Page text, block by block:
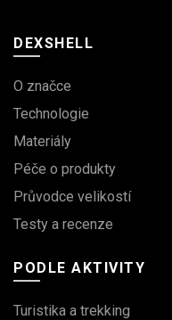
DEXSHELL
O značce
Technologie
Materiály
Péče o produkty
Průvodce velikostí
Testy a recenze
PODLE AKTIVITY
Turistika a trekking